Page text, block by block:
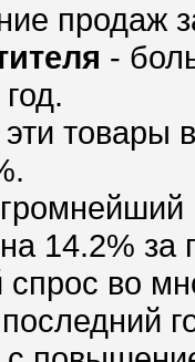
продаж
-
эти товары
14.2% за
во